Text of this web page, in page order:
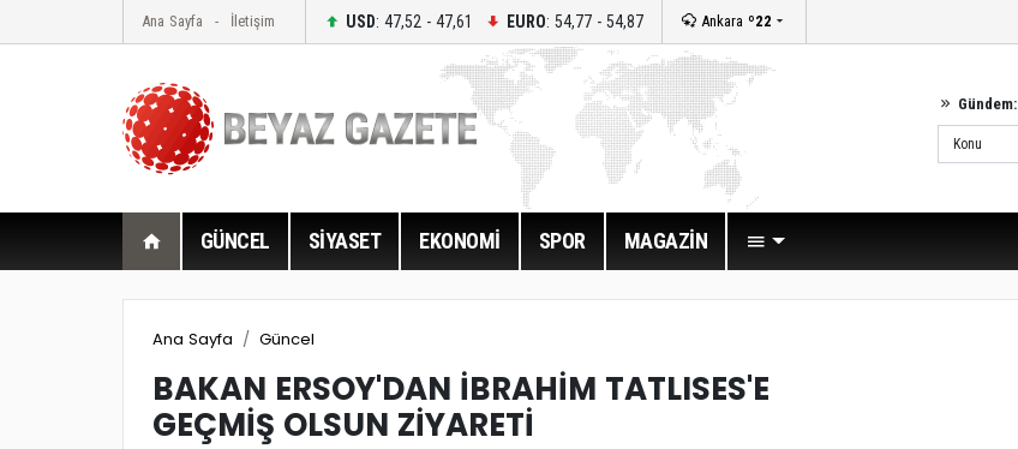
Ana Sayfa İletişim USD: 47,52 - 47,61 EURO: 54,77 - 54,87 Ankara º22
Gündem:
GÜNCEL SİYASET EKONOMİ SPOR MAGAZİN
Ana Sayfa Güncel
BAKAN ERSOY'DAN İBRAHİM TATLISES'E
GEÇMİŞ OLSUN ZİYARETİ